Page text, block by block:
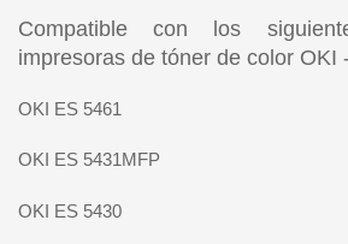
Compatible con los
impresoras de tóner de color OKI
OKI ES 5461
OKI ES 5431MFP
OKI ES 5430